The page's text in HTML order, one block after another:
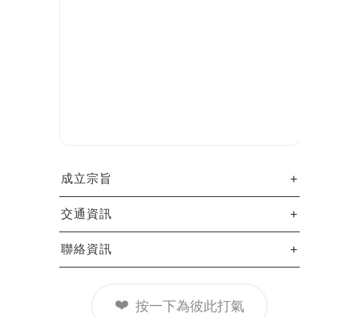
成立宗旨
交通資訊
聯絡資訊
❤️ 按一下為彼此打氣